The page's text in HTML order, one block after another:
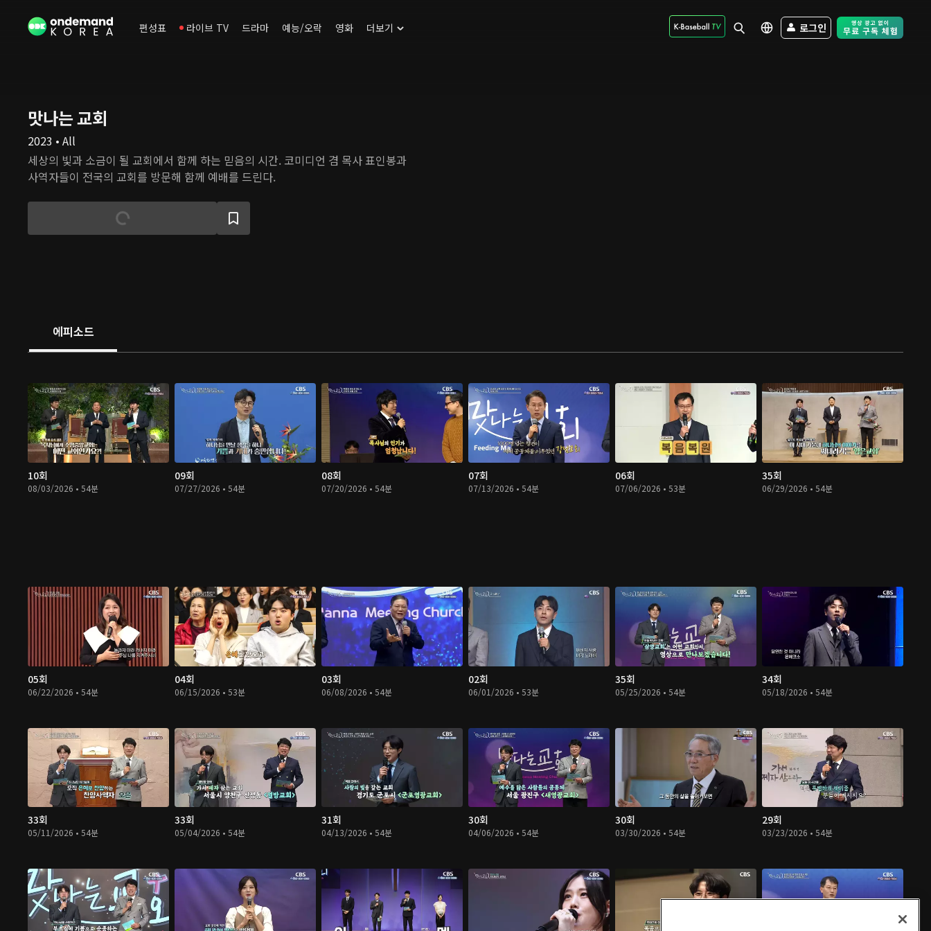
편성표 라이브 TV 드라마 예능/오락 영화 더보기 로그인 Free Trial -
맛나는 교회
2023 • All
세상의 빛과 소금이 될 교회에서 함께 하는 믿음의 시간. 코미디언 겸 목사 표인봉과
사역자들이 전국의 교회를 방문해 함께 예배를 드린다.
에피소드
10회
08/03/2026 • 54분
09회
07/27/2026 • 54분
08회
07/20/2026 • 54분
07회
07/13/2026 • 54분
06회
07/06/2026 • 53분
35회
06/29/2026 • 54분
05회
06/22/2026 • 54분
04회
06/15/2026 • 53분
03회
06/08/2026 • 54분
02회
06/01/2026 • 53분
35회
05/25/2026 • 54분
34회
05/18/2026 • 54분
33회
05/11/2026 • 54분
33회
05/04/2026 • 54분
31회
04/13/2026 • 54분
30회
04/06/2026 • 54분
30회
03/30/2026 • 54분
29회
03/23/2026 • 54분